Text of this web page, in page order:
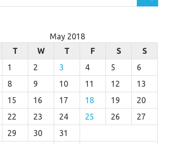
May 2018
T W T F S S
1 2 3 4 5
6
8 9 10 11 12
13
15 16 17 18 19
20
22 23 24 25 26
27
29 30 31